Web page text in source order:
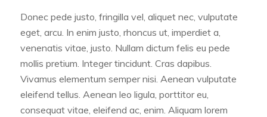
Donec pede justo, fringilla vel, aliquet nec, vulputate
eget, arcu. In enim justo, rhoncus ut, imperdiet a,
venenatis vitae, justo. Nullam dictum felis eu pede
mollis pretium. Integer tincidunt. Cras dapibus.
Vivamus elementum semper nisi. Aenean vulputate
eleifend tellus. Aenean leo ligula, porttitor eu,
consequat vitae, eleifend ac, enim. Aliquam lorem